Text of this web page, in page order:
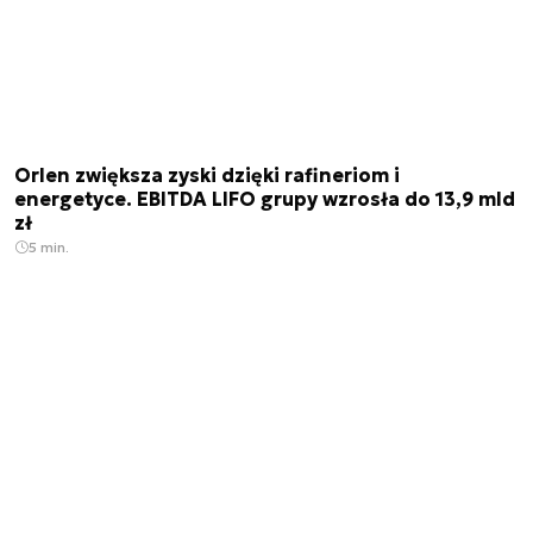
Orlen zwiększa zyski dzięki rafineriom i
energetyce. EBITDA LIFO grupy wzrosła do 13,9 mld
zł
5 min.